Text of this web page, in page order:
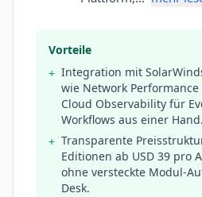
Vorteile
+ Integration mit
wie Network
Cloud Observability für
Workflows aus einer Hand.
+ Transparente
Editionen ab USD 39 pro
ohne versteckte Modul-
Desk.